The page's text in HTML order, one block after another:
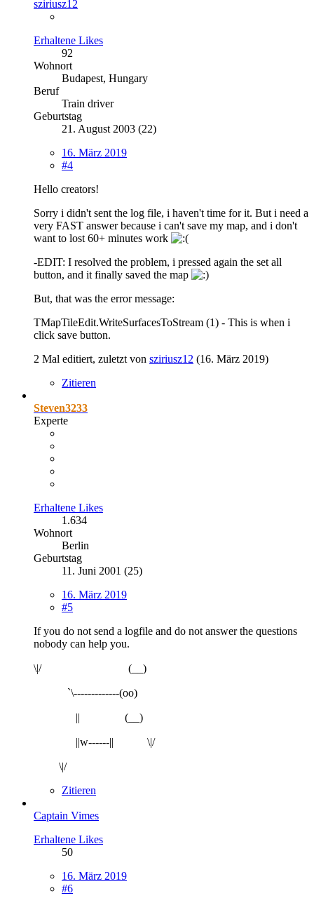
sziriusz12
Erhaltene Likes
92
Wohnort
Budapest, Hungary
Beruf
Train driver
Geburtstag
21. August 2003 (22)
16. März 2019
#4
Hello creators!
Sorry i didn't sent the log file, i haven't time for it. But i need a
very FAST answer because i can't save my map, and i don't
want to lost 60+ minutes work
-EDIT: I resolved the problem, i pressed again the set all
button, and it finally saved the map
But, that was the error message:
TMapTileEdit.WriteSurfacesToStream (1) - This is when i
click save button.
2 Mal editiert, zuletzt von sziriusz12 (16. März 2019)
Zitieren
Steven3233
Experte
Erhaltene Likes
1.634
Wohnort
Berlin
Geburtstag
11. Juni 2001 (25)
16. März 2019
#5
If you do not send a logfile and do not answer the questions
nobody can help you.
\|/⠀⠀⠀ ⠀⠀⠀⠀⠀⠀⠀(__)
⠀⠀⠀⠀`\-------------(oo)
⠀⠀⠀⠀⠀||⠀⠀⠀ ⠀⠀(__)
⠀⠀⠀⠀⠀||w------||⠀⠀⠀⠀\|/
⠀⠀⠀\|/
Zitieren
Captain Vimes
Erhaltene Likes
50
16. März 2019
#6